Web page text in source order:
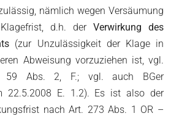
nämlich wegen Versäumung
d.h. der Verwirkung des
(zur Unzulässigkeit der Klage in
Abweisung vorzuziehen ist, vgl.
59 Abs. 2, F.; vgl. auch BGer
22.5.2008 E. 1.2). Es ist also der
nach Art. 273 Abs. 1 OR –